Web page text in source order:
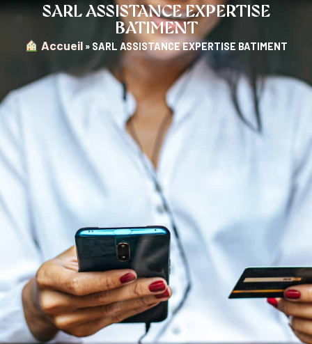
SARL ASSISTANCE EXPERTISE
BATIMENT
︎ Accueil » SARL ASSISTANCE EXPERTISE BATIMENT